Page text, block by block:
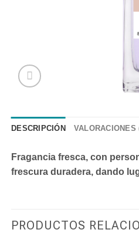
DESCRIPCIÓN VALORACIONES
Fragancia fresca, con
frescura duradera, dando
PRODUCTOS